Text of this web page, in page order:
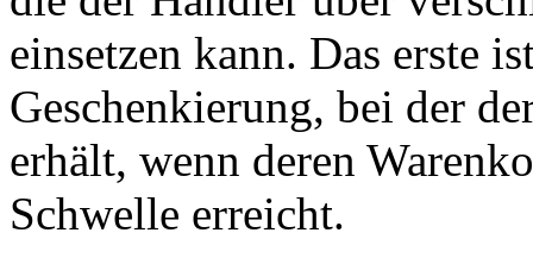
einsetzen kann. Das erste
Geschenkierung, bei der
erhält, wenn deren
Schwelle erreicht.